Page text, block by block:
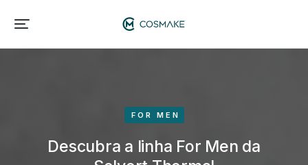
FOR MEN
Descubra a linha For Men da